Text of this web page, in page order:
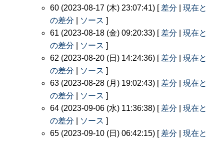
60 (2023-08-17 (木) 23:07:41) [ 差分
現在と
の差分
ソース ]
61 (2023-08-18 (金) 09:20:33) [ 差分
現在と
の差分
ソース ]
62 (2023-08-20 (日) 14:24:36) [ 差分
現在と
の差分
ソース ]
63 (2023-08-28 (月) 19:02:43) [ 差分
現在と
の差分
ソース ]
64 (2023-09-06 (水) 11:36:38) [ 差分
現在と
の差分
ソース ]
65 (2023-09-10 (日) 06:42:15) [ 差分
現在と